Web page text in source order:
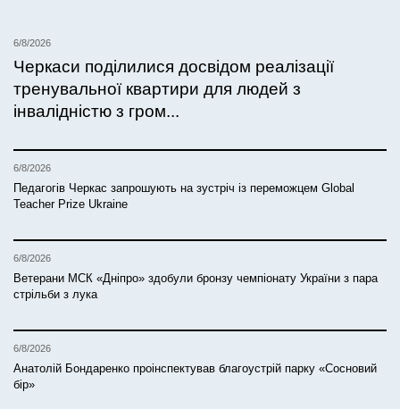
6/8/2026
Черкаси поділилися досвідом реалізації
тренувальної квартири для людей з
інвалідністю з гром...
6/8/2026
Педагогів Черкас запрошують на зустріч із переможцем Global
Teacher Prize Ukraine
6/8/2026
Ветерани МСК «Дніпро» здобули бронзу чемпіонату України з пара
стрільби з лука
6/8/2026
Анатолій Бондаренко проінспектував благоустрій парку «Сосновий
бір»